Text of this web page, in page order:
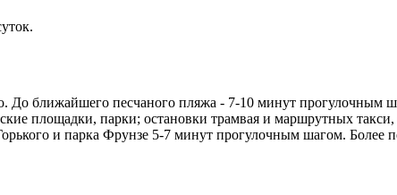
До ближайшего песчаного пляжа - 7-10 минут прогулочным
площадки, парки; остановки трамвая и маршрутных
и парка Фрунзе 5-7 минут прогулочным шагом. Более